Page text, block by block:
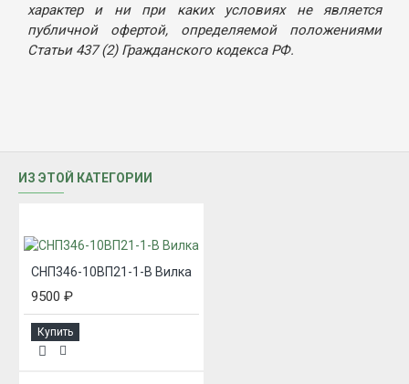
характер и ни при каких условиях не является
публичной офертой, определяемой положениями
Статьи 437 (2) Гражданского кодекса РФ.
ИЗ ЭТОЙ КАТЕГОРИИ
СНП346-10ВП21-1-В Вилка
9500 ₽
Купить